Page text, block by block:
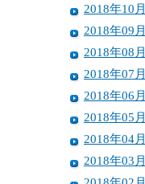
2018年10月
2018年09月
2018年08月
2018年07月
2018年06月
2018年05月
2018年04月
2018年03月